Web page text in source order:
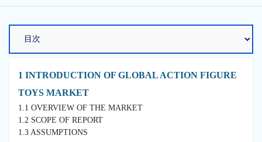
1 INTRODUCTION OF GLOBAL ACTION FIGURE
TOYS MARKET
1.1 OVERVIEW OF THE MARKET
1.2 SCOPE OF REPORT
1.3 ASSUMPTIONS